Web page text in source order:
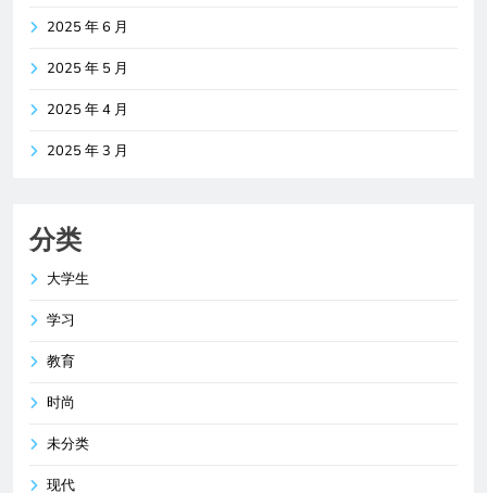
2025 年 6 月
2025 年 5 月
2025 年 4 月
2025 年 3 月
分类
大学生
学习
教育
时尚
未分类
现代